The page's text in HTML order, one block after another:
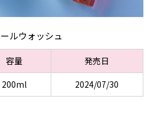
ルウォッシュ
容量
発売日
200ml 2024/07/30